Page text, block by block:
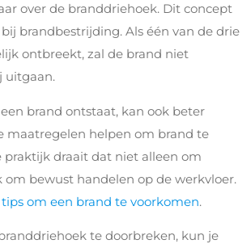
over de branddriehoek. Dit concept
brandbestrijding. Als één van de drie
ontbreekt, zal de brand niet
uitgaan.
brand ontstaat, kan ook beter
maatregelen helpen om brand te
praktijk draait dat niet alleen om
om bewust handelen op de werkvloer.
tips om een brand te voorkomen.
te doorbreken, kun je